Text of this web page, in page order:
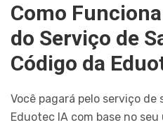
Como
do Serviço de
Código da
Você pagará pelo serviço
Eduotec IA com base no